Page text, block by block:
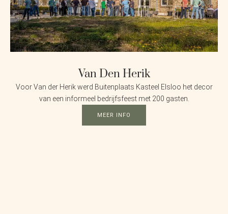
Van Den Herik
Voor Van der Herik werd Buitenplaats Kasteel Elsloo het decor
van een informeel bedrijfsfeest met 200 gasten.
MEER INFO